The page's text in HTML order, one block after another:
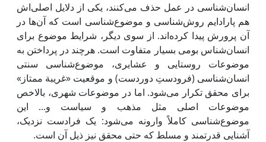
انسان‌شناسی در عمل حذف می‌کنند، یکی از دلایل اصلی‌اش
هم پارادایم روش‌شناسی و موضوع‌شناسی است که آن‌ها در
آن پرورش پیدا کرده‌اند. از سوی دیگر، شرایط موضوع برای
انسان‌شناس بومی ‌بسیار متفاوت است. هرچند در پرداختن به
موضوعات روستایی و عشایری، موضوع‌شناسی سنتی
انسان‌شناسی (فرودستِ دوردست) و موقعیت «غریبة ممتاز»
برای محقق تکرار می‌شود. اما در موضوعات شهری، بالاخص
موضوعات اصلی مثل مذهب و سیاست و... ‌این
موضوع‌شناسی کاملاً وارونه می‌شود: یک فرادست نزدیک،
آشنایی قدرتمند و مسلط که حتی محقق نیز ذیل آن است.